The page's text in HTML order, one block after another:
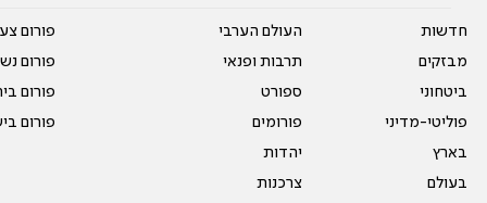
חדשות
מבזקים
ביטחוני
פוליטי-מדיני
בארץ
בעולם
העולם הערבי
תרבות ופנאי
ספורט
פורומים
יהדות
צרכנות
פורום
פורום
פורום
פורום